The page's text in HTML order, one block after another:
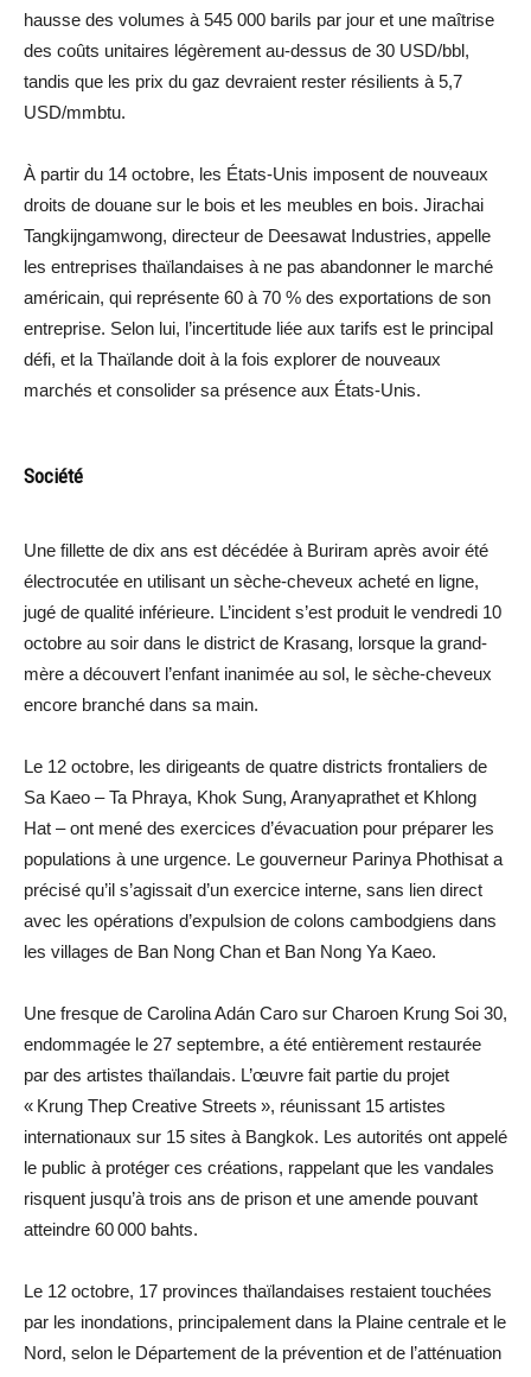
hausse des volumes à 545 000 barils par jour et une maîtrise
des coûts unitaires légèrement au-dessus de 30 USD/bbl,
tandis que les prix du gaz devraient rester résilients à 5,7
USD/mmbtu.
À partir du 14 octobre, les États-Unis imposent de nouveaux
droits de douane sur le bois et les meubles en bois. Jirachai
Tangkijngamwong, directeur de Deesawat Industries, appelle
les entreprises thaïlandaises à ne pas abandonner le marché
américain, qui représente 60 à 70 % des exportations de son
entreprise. Selon lui, l’incertitude liée aux tarifs est le principal
défi, et la Thaïlande doit à la fois explorer de nouveaux
marchés et consolider sa présence aux États-Unis.
Société
Une fillette de dix ans est décédée à Buriram après avoir été
électrocutée en utilisant un sèche-cheveux acheté en ligne,
jugé de qualité inférieure. L’incident s’est produit le vendredi 10
octobre au soir dans le district de Krasang, lorsque la grand-
mère a découvert l’enfant inanimée au sol, le sèche-cheveux
encore branché dans sa main.
Le 12 octobre, les dirigeants de quatre districts frontaliers de
Sa Kaeo – Ta Phraya, Khok Sung, Aranyaprathet et Khlong
Hat – ont mené des exercices d’évacuation pour préparer les
populations à une urgence. Le gouverneur Parinya Phothisat a
précisé qu’il s’agissait d’un exercice interne, sans lien direct
avec les opérations d’expulsion de colons cambodgiens dans
les villages de Ban Nong Chan et Ban Nong Ya Kaeo.
Une fresque de Carolina Adán Caro sur Charoen Krung Soi 30,
endommagée le 27 septembre, a été entièrement restaurée
par des artistes thaïlandais. L’œuvre fait partie du projet
« Krung Thep Creative Streets », réunissant 15 artistes
internationaux sur 15 sites à Bangkok. Les autorités ont appelé
le public à protéger ces créations, rappelant que les vandales
risquent jusqu’à trois ans de prison et une amende pouvant
atteindre 60 000 bahts.
Le 12 octobre, 17 provinces thaïlandaises restaient touchées
par les inondations, principalement dans la Plaine centrale et le
Nord, selon le Département de la prévention et de l’atténuation